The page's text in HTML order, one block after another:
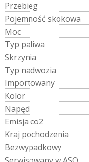
Przebieg
Pojemność skokowa
Moc
Typ paliwa
Skrzynia
Typ nadwozia
Importowany
Kolor
Napęd
Emisja co2
Kraj pochodzenia
Bezwypadkowy